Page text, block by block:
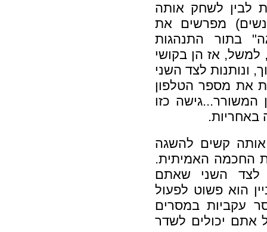
לבין לשחק אותה
מפרשים את
בתור התנהגות
למשל, אז הן בקושי
ונותנות לצד השני
את מספר הטלפון
כזו
באחריות.
קשים להשגה
החכמה האמיתית.
לצד השני שאתם
הוא פשוט לפעול
עקביות במסרים
יכולים לשדר